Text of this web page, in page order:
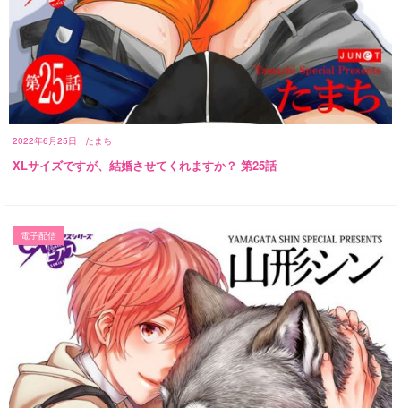
2022年6月25日 たまち
XLサイズですが、結婚させてくれますか？ 第25話
電子配信